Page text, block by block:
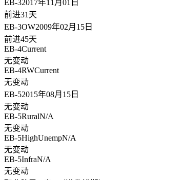
EB-32017年11月01日
前进31天
EB-3OW2009年02月15日
前进45天
EB-4Current
无变动
EB-4RWCurrent
无变动
EB-52015年08月15日
无变动
EB-5RuralN/A
无变动
EB-5HighUnempN/A
无变动
EB-5InfraN/A
无变动